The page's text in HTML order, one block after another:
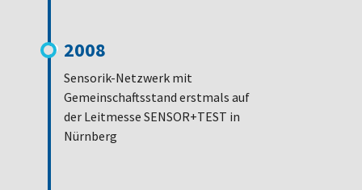
2008
Sensorik-Netzwerk mit
Gemeinschaftsstand erstmals auf
der Leitmesse SENSOR+TEST in
Nürnberg